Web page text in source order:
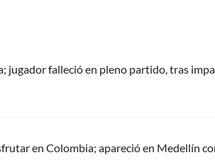
jugador falleció en pleno partido, tras
en Colombia; apareció en Medellín